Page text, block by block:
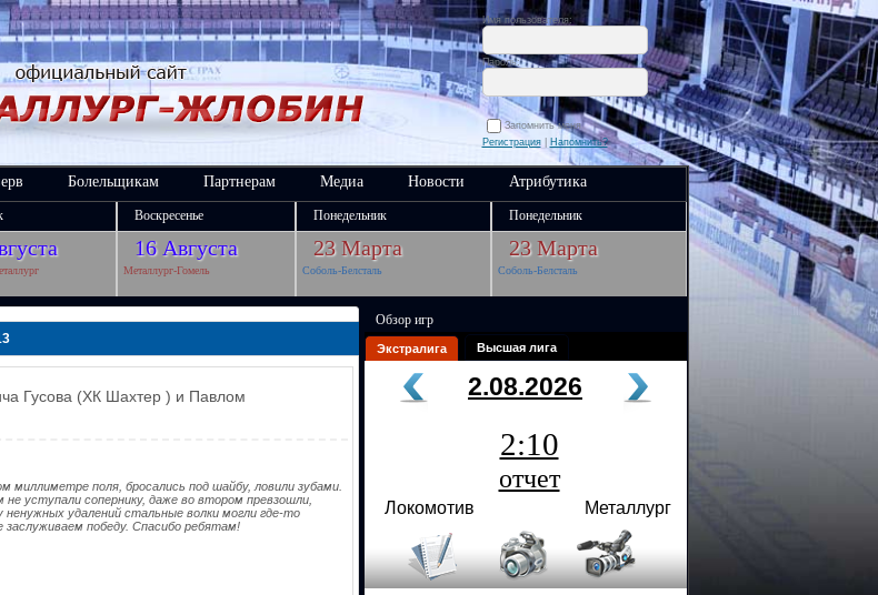
Имя пользователя:
Пароль:
Запомнить меня
Регистрация| Напомнить?
Болельщикам Партнерам Медиа Новости Атрибутика
Воскресенье Понедельник Понедельник
16 Августа 23 Марта 23 Марта
Металлург-Гомель Соболь-Белсталь Соболь-Белсталь
Гусова (ХК Шахтер ) и Павлом
миллиметре поля, бросались под шайбу, ловили зубами.
уступали сопернику, даже во втором превзошли,
удалений стальные волки могли где-то
победу. Спасибо ребятам!
Обзор игр
Экстралига Высшая лига
2.08.2026
2:10
отчет
Локомотив Металлург